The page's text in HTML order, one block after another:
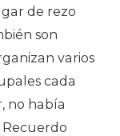
de rezo
son
varios
cada
no había
Recuerdo